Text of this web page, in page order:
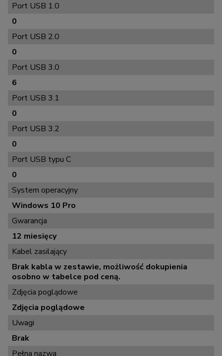
Port USB 1.0
0
Port USB 2.0
0
Port USB 3.0
6
Port USB 3.1
0
Port USB 3.2
0
Port USB typu C
0
System operacyjny
Windows 10 Pro
Gwarancja
12 miesięcy
Kabel zasilający
Brak kabla w zestawie, możliwość dokupienia
osobno w tabelce pod ceną.
Zdjęcia poglądowe
Zdjęcia poglądowe
Uwagi
Brak
Pełna nazwa